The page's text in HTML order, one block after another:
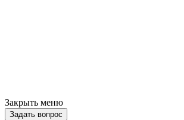
Закрыть меню
Задать вопрос